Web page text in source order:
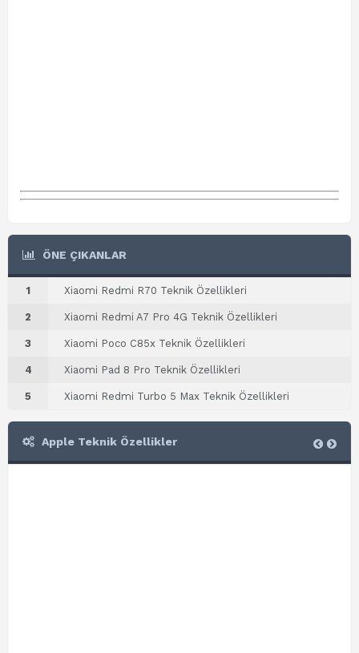
ÖNE ÇIKANLAR
1 Xiaomi Redmi R70 Teknik Özellikleri
2 Xiaomi Redmi A7 Pro 4G Teknik Özellikleri
3 Xiaomi Poco C85x Teknik Özellikleri
4 Xiaomi Pad 8 Pro Teknik Özellikleri
5 Xiaomi Redmi Turbo 5 Max Teknik Özellikleri
Apple Teknik Özellikler